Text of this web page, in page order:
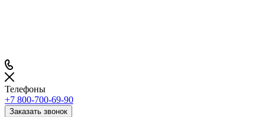
Телефоны
+7 800-700-69-90
Заказать звонок